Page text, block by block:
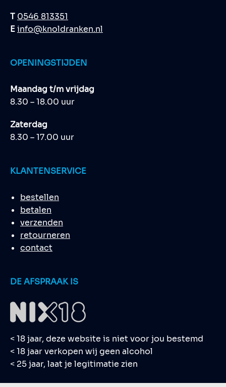
T 0546 813351
Einfo@knoldranken.nl
OPENINGSTIJDEN
Maandag t/m vrijdag
8.30 – 18.00 uur
Zaterdag
8.30 – 17.00 uur
KLANTENSERVICE
bestellen
betalen
verzenden
retourneren
contact
DE AFSPRAAK IS
< 18 jaar, deze website is niet voor jou bestemd
< 18 jaar verkopen wij geen alcohol
< 25 jaar, laat je legitimatie zien